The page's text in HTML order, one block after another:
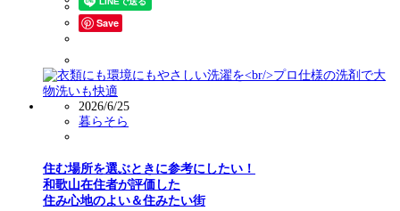
Save
2026/6/25
暮らそら
住む場所を選ぶときに参考にしたい！
和歌山在住者が評価した
住み心地のよい＆住みたい街